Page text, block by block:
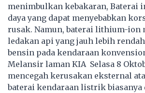
menimbulkan kebakaran, Baterai
daya yang dapat menyebabkan
rusak. Namun, baterai lithium-
ledakan api yang jauh lebih
bensin pada kendaraan
Melansir laman KIA Selasa 8
mencegah kerusakan eksternal
baterai kendaraan listrik